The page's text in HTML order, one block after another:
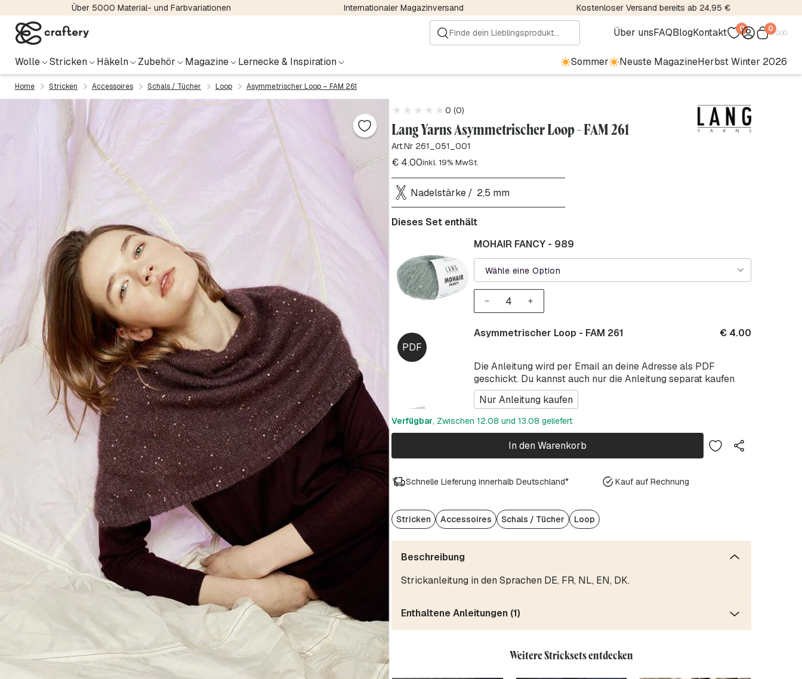
Über 5000 Material- und Farbvariationen Internationaler Magazinversand Kostenloser Versand bereits ab 24,95 €
Über unsFAQBlogKontakt 0 0€0.00
Wolle Stricken Häkeln Zubehör Magazine Lernecke & Inspiration Sommer Neuste MagazineHerbst Winter 2026
Home Stricken Accessoires Schals / Tücher Loop Asymmetrischer Loop – FAM 261
0 (0)
Lang Yarns Asymmetrischer Loop - FAM 261
Art.Nr 261_051_001
€4.00inkl. 19% MwSt.
Nadelstärke 2,5 mm
Dieses Set enthält
Wähle eine Option
MOHAIR FANCY - 989
Die Anleitung wird per Email an deine Adresse als PDF
geschickt. Du kannst auch nur die Anleitung separat kaufen
Nur Anleitung kaufen
Asymmetrischer Loop - FAM 261 €4.00
Verfügbar, Zwischen 12.08 und 13.08 geliefert
In den Warenkorb
Schnelle Lieferung innerhalb Deutschland* Kauf auf Rechnung
Stricken Accessoires Schals / Tücher Loop
Beschreibung
Strickanleitung in den Sprachen DE, FR, NL, EN, DK.
Enthaltene Anleitungen (1)
Weitere Stricksets entdecken